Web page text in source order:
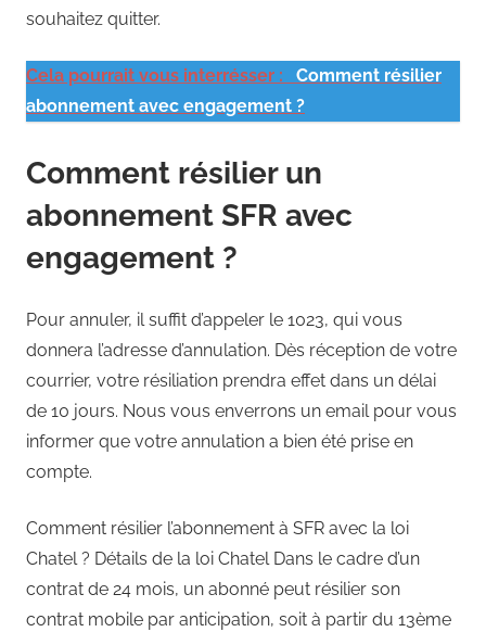
souhaitez quitter.
Cela pourrait vous interrésser :
Comment résilier
abonnement avec engagement ?
Comment résilier un
abonnement SFR avec
engagement ?
Pour annuler, il suffit d’appeler le 1023, qui vous
donnera l’adresse d’annulation. Dès réception de votre
courrier, votre résiliation prendra effet dans un délai
de 10 jours. Nous vous enverrons un email pour vous
informer que votre annulation a bien été prise en
compte.
Comment résilier l’abonnement à SFR avec la loi
Chatel ? Détails de la loi Chatel Dans le cadre d’un
contrat de 24 mois, un abonné peut résilier son
contrat mobile par anticipation, soit à partir du 13ème